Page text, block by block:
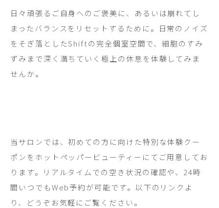
日々頑張るご自身へのご褒美に、あるいは崩れてし
まったバランスをリセットするために。日常のノイズ
をそぎ落としたShiftの完全個室空間で、細胞のすみ
ずみまで深く満ちていく極上の休息を体験してみま
せんか。
当サロンでは、初めての方に向けた特別な体験クー
ポンをホットペッパービューティーにてご用意してお
ります。リアルタイムでの空き状況の確認や、24時
間いつでもWeb予約が可能です。以下のリンクよ
り、どうぞお気軽にご覧ください。